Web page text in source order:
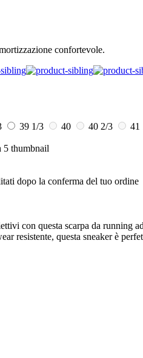
confortevole.
39 1/3 40 40 2/3 41
dopo la conferma del tuo ordine
con questa scarpa da running
resistente, questa sneaker è